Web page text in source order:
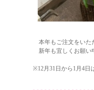
本年もご注文をいた
新年も宜しくお願い
※12月31日から1月4日